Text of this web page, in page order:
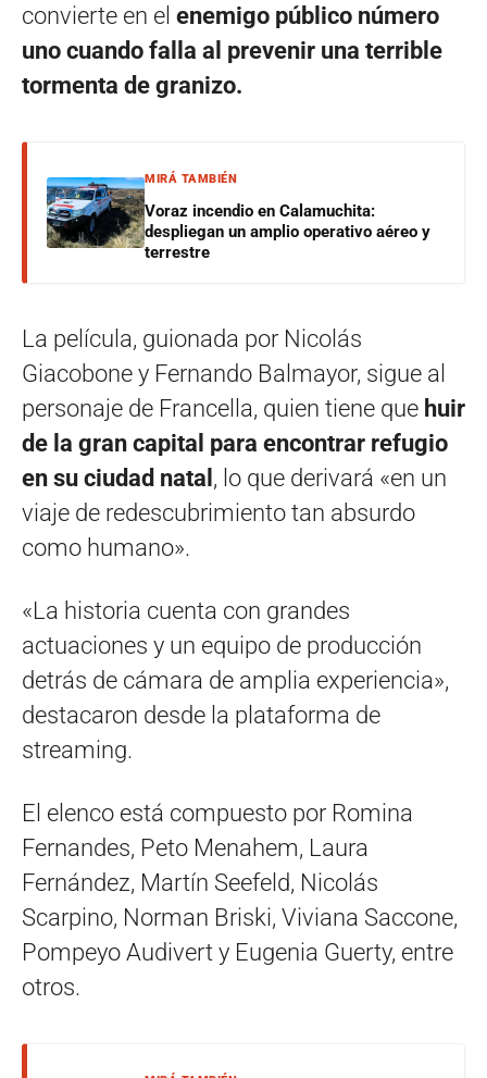
convierte en el enemigo público número
uno cuando falla al prevenir una terrible
tormenta de granizo.
MIRÁ TAMBIÉN
Voraz incendio en Calamuchita:
despliegan un amplio operativo aéreo y
terrestre
La película, guionada por Nicolás
Giacobone y Fernando Balmayor, sigue al
personaje de Francella, quien tiene que huir
de la gran capital para encontrar refugio
en su ciudad natal , lo que derivará «en un
viaje de redescubrimiento tan absurdo
como humano».
«La historia cuenta con grandes
actuaciones y un equipo de producción
detrás de cámara de amplia experiencia»,
destacaron desde la plataforma de
streaming.
El elenco está compuesto por Romina
Fernandes, Peto Menahem, Laura
Fernández, Martín Seefeld, Nicolás
Scarpino, Norman Briski, Viviana Saccone,
Pompeyo Audivert y Eugenia Guerty, entre
otros.